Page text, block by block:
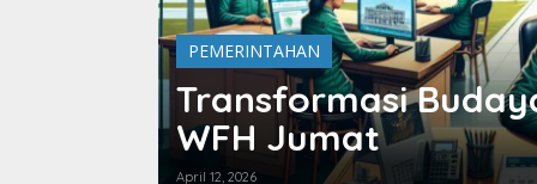
PEMERINTAHAN
Transformasi
WFH Jumat
April 12, 2026